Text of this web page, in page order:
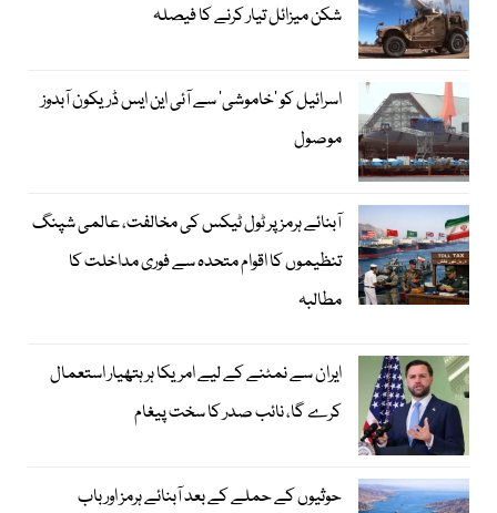
شکن میزائل تیار کرنے کا فیصلہ
اسرائیل کو ’خاموشی‘ سے آئی این ایس ڈریکون آبدوز
موصول
آبنائے ہرمز پر ٹول ٹیکس کی مخالفت، عالمی شپنگ
تنظیموں کا اقوام متحدہ سے فوری مداخلت کا
مطالبہ
ایران سے نمٹنے کے لیے امریکا ہر ہتھیار استعمال
کرے گا، نائب صدر کا سخت پیغام
حوثیوں کے حملے کے بعد آبنائے ہرمز اور باب